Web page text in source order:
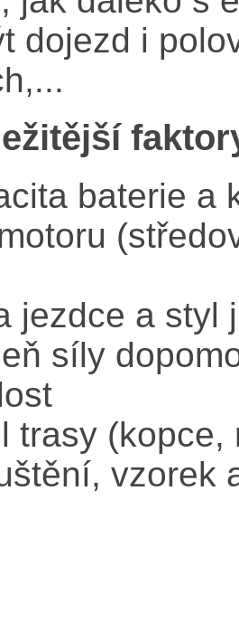
dojezd i
baterie a
jezdce a styl
síly
trasy
vzorek